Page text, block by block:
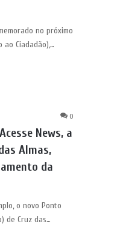
no próximo
ao Ciadadão),…
0
News, a
Almas,
da
o novo Ponto
de Cruz das…